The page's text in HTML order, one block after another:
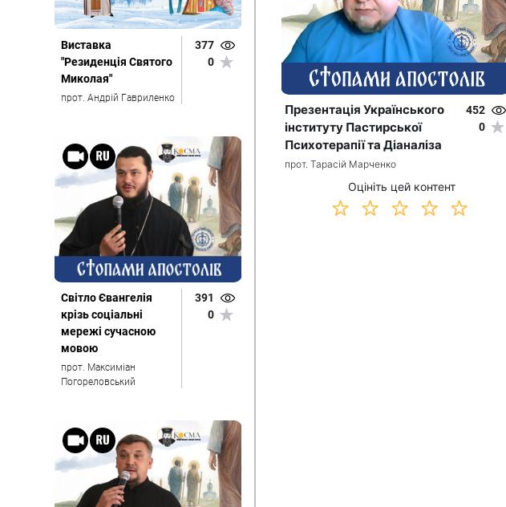
Виставка
"Резиденція Святого
Миколая"
прот. Андрій Гавриленко
377
0
Світло Євангелія
крізь соціальні
мережі сучасною
мовою
прот. Максиміан
Погореловський
391
0
Презентація Українського
інституту Пастирської
Психотерапії та Діаналіза
прот. Тарасій Марченко
452
0
Оцініть цей контент